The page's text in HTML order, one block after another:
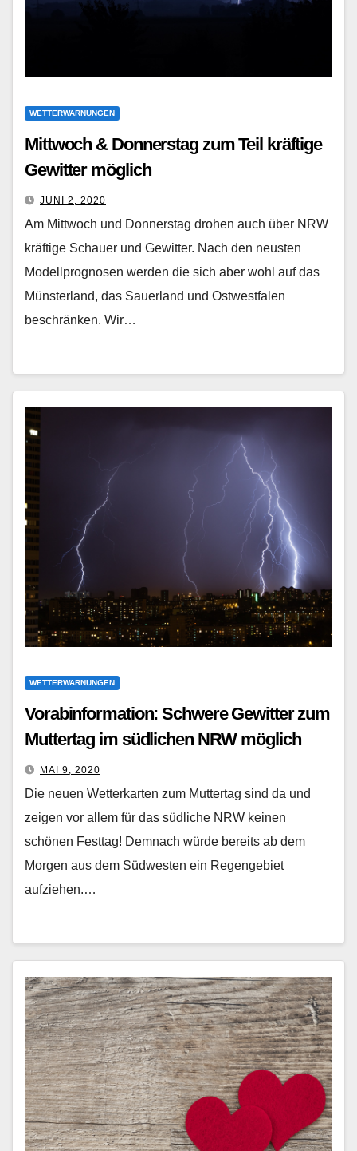
WETTERWARNUNGEN
Mittwoch & Donnerstag zum Teil kräftige
Gewitter möglich
JUNI 2, 2020
Am Mittwoch und Donnerstag drohen auch über NRW
kräftige Schauer und Gewitter. Nach den neusten
Modellprognosen werden die sich aber wohl auf das
Münsterland, das Sauerland und Ostwestfalen
beschränken. Wir…
WETTERWARNUNGEN
Vorabinformation: Schwere Gewitter zum
Muttertag im südlichen NRW möglich
MAI 9, 2020
Die neuen Wetterkarten zum Muttertag sind da und
zeigen vor allem für das südliche NRW keinen
schönen Festtag! Demnach würde bereits ab dem
Morgen aus dem Südwesten ein Regengebiet
aufziehen.…